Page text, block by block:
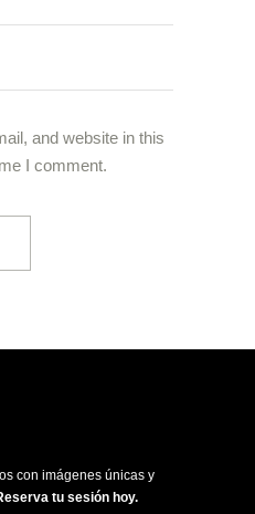
and website in this
I comment.
con imágenes únicas y
tu sesión hoy.